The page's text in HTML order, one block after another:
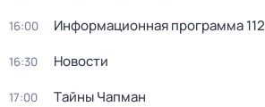
16:00 Информационная программа 112
16:30 Новости
17:00 Тaйны Чапман